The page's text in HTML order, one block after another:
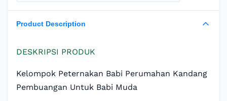
Product Description
DESKRIPSI PRODUK
Kelompok Peternakan Babi Perumahan Kandang
Pembuangan Untuk Babi Muda